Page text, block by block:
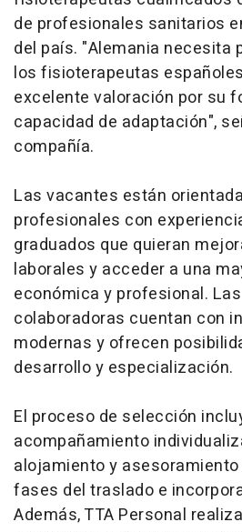
de profesionales sanitarios
del país. "Alemania necesita
los fisioterapeutas
excelente valoración por su
capacidad de adaptación",
compañía.
Las vacantes están
profesionales con
graduados que quieran
laborales y acceder a una
económica y profesional.
colaboradoras cuentan con
modernas y ofrecen
desarrollo y especialización.
El proceso de selección
acompañamiento
alojamiento y
fases del traslado e
Además, TTA Personal